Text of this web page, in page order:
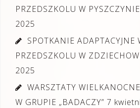
PRZEDSZKOLU W
2025
SPOTKANIE ADAPTACYJNE
PRZEDSZKOLU W
2025
WARSZTATY
W GRUPIE „BADACZY” 7